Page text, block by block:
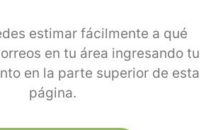
estimar fácilmente a qué
en tu área ingresando tu
en la parte superior de esta
página.